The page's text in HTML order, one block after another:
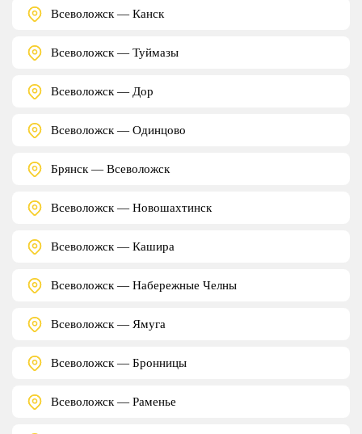
Всеволожск — Канск
Всеволожск — Туймазы
Всеволожск — Дор
Всеволожск — Одинцово
Брянск — Всеволожск
Всеволожск — Новошахтинск
Всеволожск — Кашира
Всеволожск — Набережные Челны
Всеволожск — Ямуга
Всеволожск — Бронницы
Всеволожск — Раменье